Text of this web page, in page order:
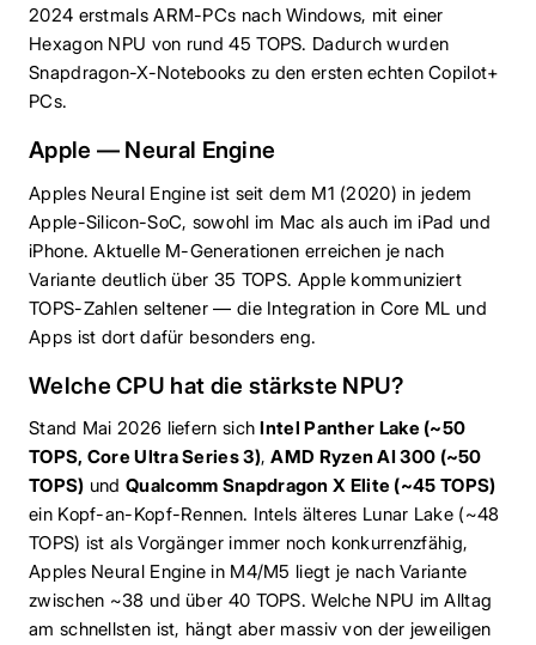
2024 erstmals ARM-PCs nach Windows, mit einer
Hexagon NPU von rund 45 TOPS. Dadurch wurden
Snapdragon-X-Notebooks zu den ersten echten Copilot+
PCs.
Apple — Neural Engine
Apples Neural Engine ist seit dem M1 (2020) in jedem
Apple-Silicon-SoC, sowohl im Mac als auch im iPad und
iPhone. Aktuelle M-Generationen erreichen je nach
Variante deutlich über 35 TOPS. Apple kommuniziert
TOPS-Zahlen seltener — die Integration in Core ML und
Apps ist dort dafür besonders eng.
Welche CPU hat die stärkste NPU?
Stand Mai 2026 liefern sichIntel Panther Lake (~50
TOPS, Core Ultra Series 3),AMD Ryzen AI 300 (~50
TOPS) und Qualcomm Snapdragon X Elite (~45 TOPS)
ein Kopf-an-Kopf-Rennen. Intels älteres Lunar Lake (~48
TOPS) ist als Vorgänger immer noch konkurrenzfähig,
Apples Neural Engine in M4/M5 liegt je nach Variante
zwischen ~38 und über 40 TOPS. Welche NPU im Alltag
am schnellsten ist, hängt aber massiv von der jeweiligen